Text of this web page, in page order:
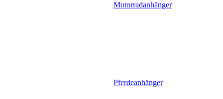
Motorradanhänger
Pferdeanhänger